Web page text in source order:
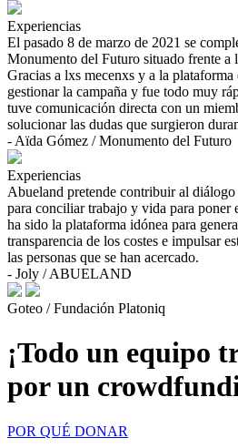
Experiencias
El pasado 8 de marzo de 2021 se
Monumento del Futuro situado frente a
Gracias a lxs mecenxs y a la
gestionar la campaña y fue todo muy
tuve comunicación directa con un
solucionar las dudas que surgieron
- Aïda Gómez / Monumento del Futuro
Experiencias
Abueland pretende contribuir al
para conciliar trabajo y vida para poner
ha sido la plataforma idónea para
transparencia de los costes e impulsar
las personas que se han acercado.
- Joly / ABUELAND
Goteo / Fundación Platoniq
¡Todo un equipo
por un
POR QUÉ DONAR